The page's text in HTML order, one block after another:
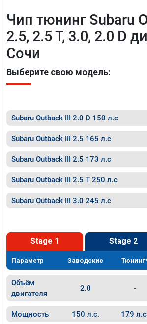
Чип тюнинг Subaru
2.5, 2.5 T, 3.0, 2.0 D
Сочи
Выберите свою модель:
Subaru Outback III 2.0 D 150 л.с
Subaru Outback III 2.5 165 л.с
Subaru Outback III 2.5 173 л.с
Subaru Outback III 2.5 T 250 л.с
Subaru Outback III 3.0 245 л.с
Stage 1 Stage 2
Параметр Заводские
Объём
двигателя
2.0 -
Мощность 150 л.с. 179